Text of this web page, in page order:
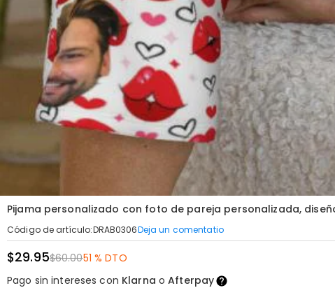
Pijama personalizado con foto de pareja personalizada,
Código de artículo:DRAB0306Deja un comentatio
$29.95$60.0051 % DTO
Pago sin intereses con Klarna oAfterpay